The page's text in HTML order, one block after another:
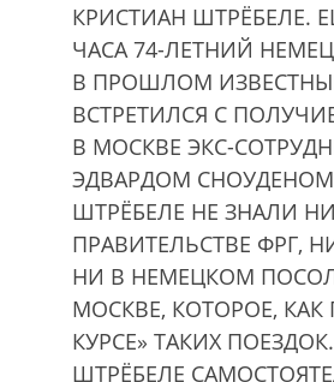
КРИСТИАН ШТРЁБЕЛЕ.
ЧАСА 74-ЛЕТНИЙ
В ПРОШЛОМ
ВСТРЕТИЛСЯ С
В МОСКВЕ ЭКС-
ЭДВАРДОМ
ШТРЁБЕЛЕ НЕ ЗНАЛИ
ПРАВИТЕЛЬСТВЕ ФРГ,
НИ В НЕМЕЦКОМ
МОСКВЕ, КОТОРОЕ, КАК
КУРСЕ» ТАКИХ
ШТРЁБЕЛЕ